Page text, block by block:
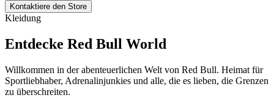
Kontaktiere den Store
Kleidung
Entdecke Red Bull World
Willkommen in der abenteuerlichen Welt von Red Bull. Heimat für
Sportliebhaber, Adrenalinjunkies und alle, die es lieben, die Grenzen
zu überschreiten.